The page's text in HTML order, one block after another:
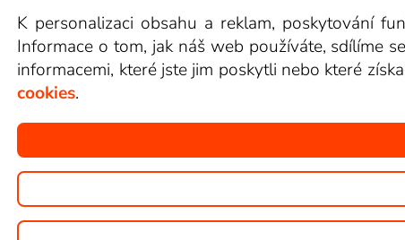
Copyright © goNET
K personalizaci obsahu a reklam, poskytování
Informace o tom, jak náš web používáte, sdílíme
informacemi, které jste jim poskytli nebo které
cookies.